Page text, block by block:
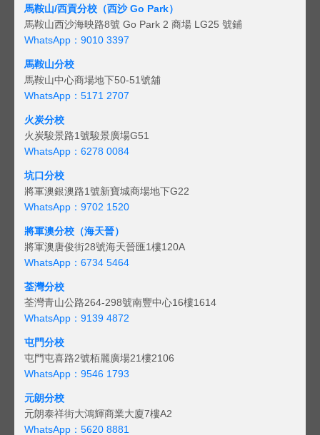
馬鞍山/西貢分校（西沙 Go Park）
馬鞍山西沙海映路8號 Go Park 2 商場 LG25 號鋪
WhatsApp：9010 3397
馬鞍山分校
馬鞍山中心商場地下50-51號舖
WhatsApp：5171 2707
火炭分校
火炭駿景路1號駿景廣場G51
WhatsApp：6278 0084
坑口分校
將軍澳銀澳路1號新寶城商場地下G22
WhatsApp：9702 1520
將軍澳分校（海天晉）
將軍澳唐俊街28號海天晉匯1樓120A
WhatsApp：6734 5464
荃灣分校
荃灣青山公路264-298號南豐中心16樓1614
WhatsApp：9139 4872
屯門分校
屯門屯喜路2號栢麗廣場21樓2106
WhatsApp：9546 1793
元朗分校
元朗泰祥街大鴻輝商業大廈7樓A2
WhatsApp：5620 8881